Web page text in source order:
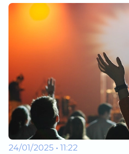
24/01/2025 • 11:22